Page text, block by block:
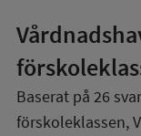
Baserat på 26
förskoleklassen,